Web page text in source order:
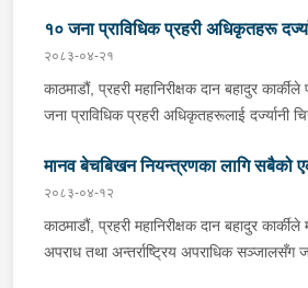
१० जना प्राविधिक प्रहरी अधिकृतहरू
२०८३-०४-२१
काठमाडौं, प्रहरी महानिरीक्षक दान बहादुर
जना प्राविधिक प्रहरी अधिकृतहरूलाई दर्ज्यानी
महानिरीक्षक कार्कीले उहाँहरूलाई दर्ज्यानी
नेपाल सरकार गृहमन्त्रीस्तरको २०८३ साउन १८
प्राविधिक प्रहरी उपरीक्षकबाट प्राविधिक प्रहरी
जना र नेपाल सरकार गृह मन्त्रालय (सचिवस्तर)
मानव बेचबिखन नियन्त्रणका लागि सबैको
प्रयास अपरिहार्य - प्रहरी महानिरीक्षक दान
२०८३-०४-१२
काठमाडौं, प्रहरी महानिरीक्षक दान बहादुर
अपराध तथा अन्तर्राष्ट्रिय अपराधिक सञ्जालसँग